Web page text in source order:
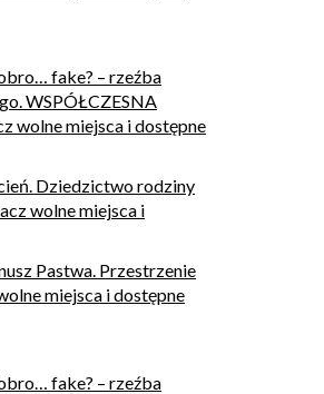
fake? – rzeźba
WSPÓŁCZESNA
wolne miejsca i dostępne
Dziedzictwo rodziny
wolne miejsca i
Pastwa. Przestrzenie
miejsca i dostępne
fake? – rzeźba